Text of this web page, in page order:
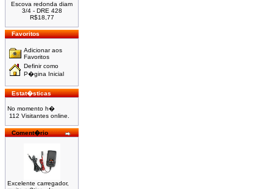
Escova redonda diam
3/4 - DRE 428
R$18,77
Favoritos
Adicionar aos
Favoritos
Definir como
P�gina Inicial
Estat�sticas
No momento h�
112 Visitantes online.
Coment�rio
Excelente carregador,